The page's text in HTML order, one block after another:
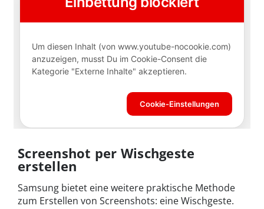
Screenshot per Wischgeste
erstellen
Samsung bietet eine weitere praktische Methode
zum Erstellen von Screenshots: eine Wischgeste.